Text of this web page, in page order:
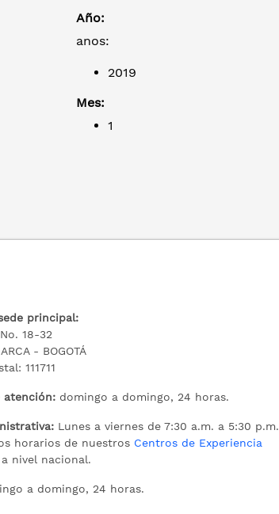
Año:
anos:
2019
Mes:
1
principal:
18-32
- BOGOTÁ
111711
atención: domingo a domingo, 24 horas.
Lunes a viernes de 7:30 a.m. a 5:30 p.m.
horarios de nuestros Centros de Experiencia
a nivel nacional.
a domingo, 24 horas.